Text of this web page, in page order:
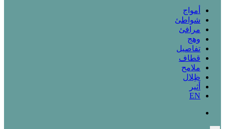
أمواج
شواطئ
مرافئ
وهج
تفاصيل
قطاف
ملامح
ظِلال
أثير
EN